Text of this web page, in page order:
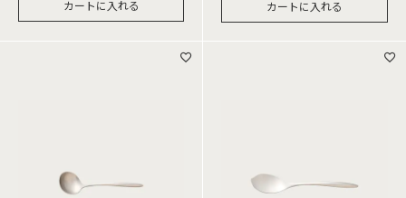
カートに入れる カートに入れる